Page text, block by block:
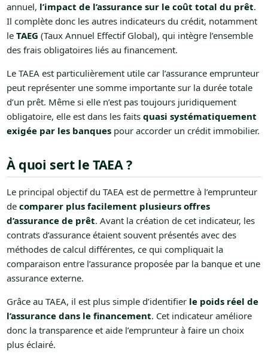
annuel, l’impact de l’assurance sur le coût total du prêt.
Il complète donc les autres indicateurs du crédit, notamment
le TAEG (Taux Annuel Effectif Global), qui intègre l’ensemble
des frais obligatoires liés au financement.
Le TAEA est particulièrement utile car l’assurance emprunteur
peut représenter une somme importante sur la durée totale
d’un prêt. Même si elle n’est pas toujours juridiquement
obligatoire, elle est dans les faits quasi systématiquement
exigée par les banquespour accorder un crédit immobilier.
À quoi sert le TAEA ?
Le principal objectif du TAEA est de permettre à l’emprunteur
de comparer plus facilement plusieurs offres
d’assurance de prêt. Avant la création de cet indicateur, les
contrats d’assurance étaient souvent présentés avec des
méthodes de calcul différentes, ce qui compliquait la
comparaison entre l’assurance proposée par la banque et une
assurance externe.
Grâce au TAEA, il est plus simple d’identifier le poids réel de
l’assurance dans le financement. Cet indicateur améliore
donc la transparence et aide l’emprunteur à faire un choix
plus éclairé.